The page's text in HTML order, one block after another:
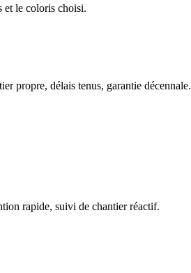
et le coloris choisi.
propre, délais tenus, garantie décennale.
rapide, suivi de chantier réactif.